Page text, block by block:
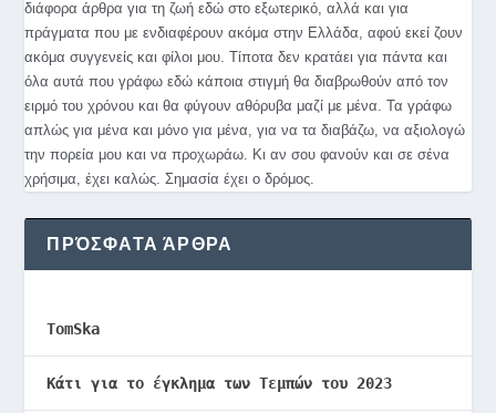
διάφορα άρθρα για τη ζωή εδώ στο εξωτερικό, αλλά και για
πράγματα που με ενδιαφέρουν ακόμα στην Ελλάδα, αφού εκεί ζουν
ακόμα συγγενείς και φίλοι μου. Τίποτα δεν κρατάει για πάντα και
όλα αυτά που γράφω εδώ κάποια στιγμή θα διαβρωθούν από τον
ειρμό του χρόνου και θα φύγουν αθόρυβα μαζί με μένα. Τα γράφω
απλώς για μένα και μόνο για μένα, για να τα διαβάζω, να αξιολογώ
την πορεία μου και να προχωράω. Κι αν σου φανούν και σε σένα
χρήσιμα, έχει καλώς. Σημασία έχει ο δρόμος.
ΠΡΌΣΦΑΤΑ ΆΡΘΡΑ
TomSka
Κάτι για το έγκλημα των Τεμπών του 2023